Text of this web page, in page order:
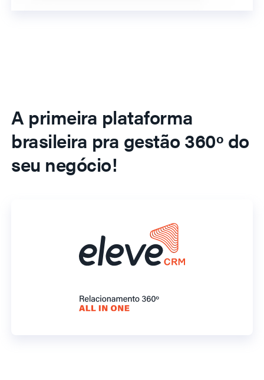
A primeira plataforma
brasileira pra gestão 360º do
seu negócio!